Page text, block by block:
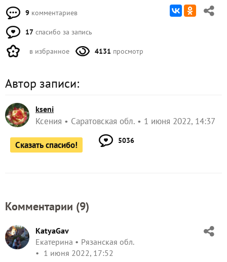
9 комментариев
17 спасибо за запись
в избранное 4131 просмотр
Автор записи:
kseni
Ксения Саратовская обл. 1 июня 2022, 14:37
Сказать спасибо! 5036
Комментарии (9)
KatyaGav
Екатерина
Рязанская обл.
1 июня 2022, 17:52